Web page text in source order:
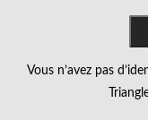
Vous n’avez pas